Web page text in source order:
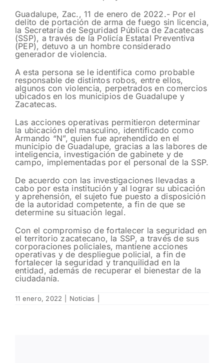
Guadalupe, Zac., 11 de enero de 2022.- Por el
delito de portación de arma de fuego sin licencia,
la Secretaría de Seguridad Pública de Zacatecas
(SSP), a través de la Policía Estatal Preventiva
(PEP), detuvo a un hombre considerado
generador de violencia.
A esta persona se le identifica como probable
responsable de distintos robos, entre ellos,
algunos con violencia, perpetrados en comercios
ubicados en los municipios de Guadalupe y
Zacatecas.
Las acciones operativas permitieron determinar
la ubicación del masculino, identificado como
Armando “N”, quien fue aprehendido en el
municipio de Guadalupe, gracias a las labores de
inteligencia, investigación de gabinete y de
campo, implementadas por el personal de la SSP.
De acuerdo con las investigaciones llevadas a
cabo por esta institución y al lograr su ubicación
y aprehensión, el sujeto fue puesto a disposición
de la autoridad competente, a fin de que se
determine su situación legal.
Con el compromiso de fortalecer la seguridad en
el territorio zacatecano, la SSP, a través de sus
corporaciones policiales, mantiene acciones
operativas y de despliegue policial, a fin de
fortalecer la seguridad y tranquilidad en la
entidad, además de recuperar el bienestar de la
ciudadanía.
11 enero, 2022 Noticias